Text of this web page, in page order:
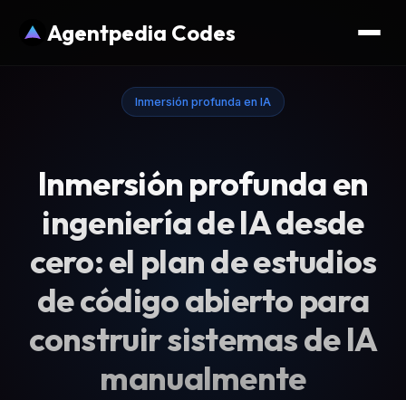
Agentpedia Codes
Inmersión profunda en IA
Inmersión profunda en
ingeniería de IA desde
cero: el plan de estudios
de código abierto para
construir sistemas de IA
manualmente